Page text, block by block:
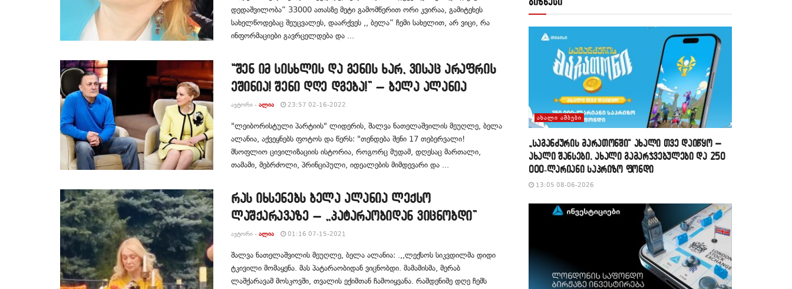
დედაშვილობა” 33000 ათასზე მეტი გამომწერით ორი კვირაა, გამიტეხეს
სახელწოდებაც შეუცვალეს, დაარქვეს ,, ბელა” ჩემი სახელით, არ ვიცი, რა
ინფორმაციები გავრცელდება და ...
“შენ იმ სისხლის და გენის ხარ, ვისაც არაფრის
ეშინია! შენი დღე დგება!” – ბელა ალანია
ᲐᲕᲢᲝᲠᲘ - ᲐᲚᲘᲐ 23:57 02-16-2022
"ლეიბორისტული პარტიის" ლიდერის, შალვა ნათელაშვილის მეუღლე, ბელა
ალანია, აქვეყნებს ფოტოს და წერს: "თენდება შენი 17 თებერვალი!
მსოფლიო ცივილიზაციის ისტორია, როგორც მუდამ, დღესაც მართალი,
თამამი, მებრძოლი, პრინციპული, იდეალების მიმდევარი და ...
რას იხსენებს ბელა ალანია ლექსო
ლაშქარავაზე – ,,პატარაობიდან ვიცნობდი”
ᲐᲕᲢᲝᲠᲘ - ᲐᲚᲘᲐ 01:16 07-15-2021
შალვა ნათელაშვილის მეუღლე, ბელა ალანია: .,,ლექსოს სიკვდილმა დიდი
ტკივილი მომაყენა. მას პატარაობიდან ვიცნობდი. მამამისმა, მერაბ
ლაშქარავამ მოსკოვში, თვალის ექიმთან ჩამოიყვანა. რამდენიმე დღე ჩემს
ᲐᲮᲐᲚᲘ ᲐᲛᲑᲔᲑᲘ
„საგანძურის მარათონში“ ახალი თვე დაიწყო –
ახალი შანსები, ახალი გამარჯვებულები და 250
000-ლარიანი საპრიზო ფონდი
13:05 08-06-2026